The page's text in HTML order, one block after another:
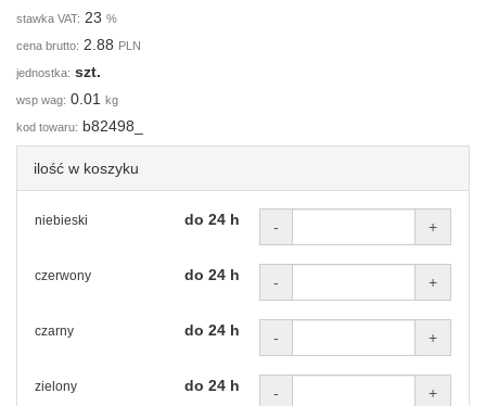
stawka VAT: 23 %
cena brutto: 2.88 PLN
jednostka: szt.
wsp wag: 0.01 kg
kod towaru: b82498_
ilość w koszyku
niebieski do 24 h - +
czerwony do 24 h - +
czarny do 24 h - +
zielony do 24 h - +